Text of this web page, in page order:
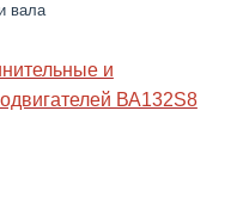
вала
и
ВА132S8